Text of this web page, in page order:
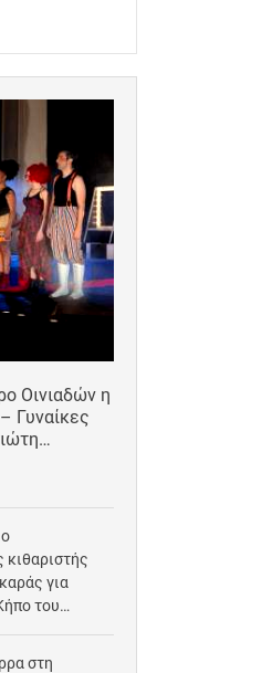
Οινιαδών η
Γυναίκες
κιθαριστής
για
του
στη